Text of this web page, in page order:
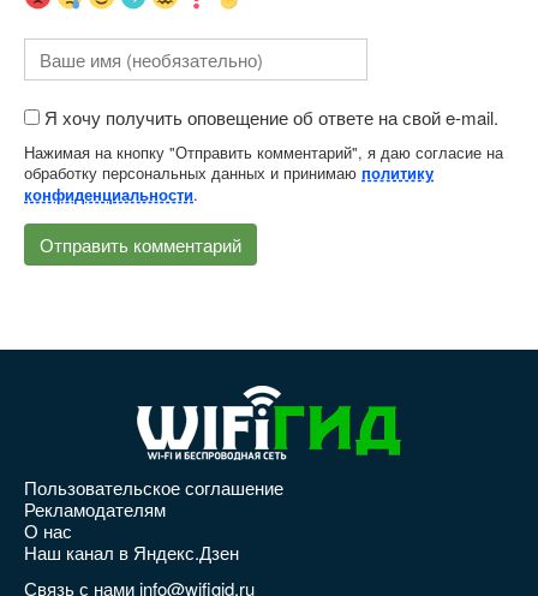
Я хочу получить оповещение об ответе на свой e-mail.
Нажимая на кнопку "Отправить комментарий", я даю согласие на
обработку персональных данных и принимаю политику
конфиденциальности.
Пользовательское соглашение
Рекламодателям
О нас
Наш канал в Яндекс.Дзен
Связь с нами info@wifigid.ru